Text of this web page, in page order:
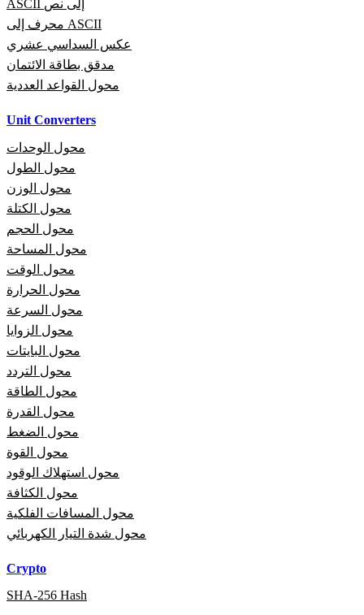
ASCII إلى نص
محرف إلى ASCII
عكس السداسي عشري
مدقق بطاقة الائتمان
محول القواعد العددية
Unit Converters
محول الوحدات
محول الطول
محول الوزن
محول الكتلة
محول الحجم
محول المساحة
محول الوقت
محول الحرارة
محول السرعة
محول الزوايا
محول البايتات
محول التردد
محول الطاقة
محول القدرة
محول الضغط
محول القوة
محول استهلاك الوقود
محول الكثافة
محول المسافات الفلكية
محول شدة التيار الكهربائي
Crypto
SHA-256 Hash